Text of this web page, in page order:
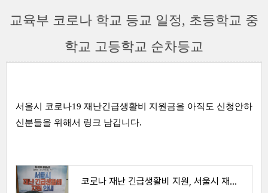
교육부 코로나 학교 등교 일정, 초등학교 중
학교 고등학교 순차등교
서울시 코로나19 재난긴급생활비 지원금을 아직도 신청안하
신분들을 위해서 링크 남깁니다.
코로나 재난 긴급생활비 지원, 서울시 재난 지원비 신청기간 얼마 안 남았습니다.